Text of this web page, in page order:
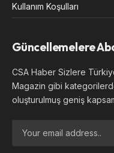
Kullanım Koşulları
Güncellemelere
CSA Haber Sizlere
Magazin gibi
oluşturulmuş geniş